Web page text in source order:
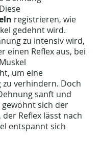
registrieren, wie
gedehnt wird.
zu intensiv wird,
einen Reflex aus, bei
um eine
verhindern. Doch
sanft und
sich der
Reflex lässt nach
entspannt sich